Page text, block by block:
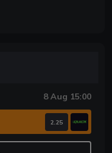
8 Aug 15:00
2.25